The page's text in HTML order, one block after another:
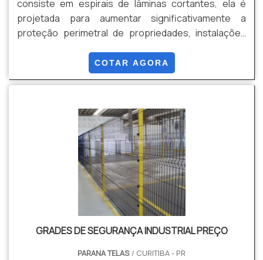
consiste em espirais de lâminas cortantes, ela é
projetada para aumentar significativamente a
proteção perimetral de propriedades, instalações
outros locais que necessitam de segurança robusta
contra invasões. Suas Vantagens são: Eficiência de
Diferentes Ambientes, Durabilidade e Resistência,
Baixa Manutenção, Rápida Implementação,
Versatilidade de Aplicações, Conformidade com
Normas de Segurança, entre outras
COTAR AGORA
GRADES DE SEGURANÇA INDUSTRIAL PREÇO
PARANA TELAS / CURITIBA - PR